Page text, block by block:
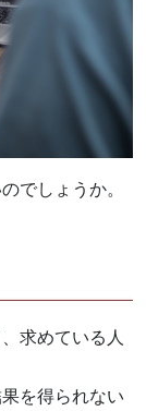
でしょうか。
求めている人
を得られない